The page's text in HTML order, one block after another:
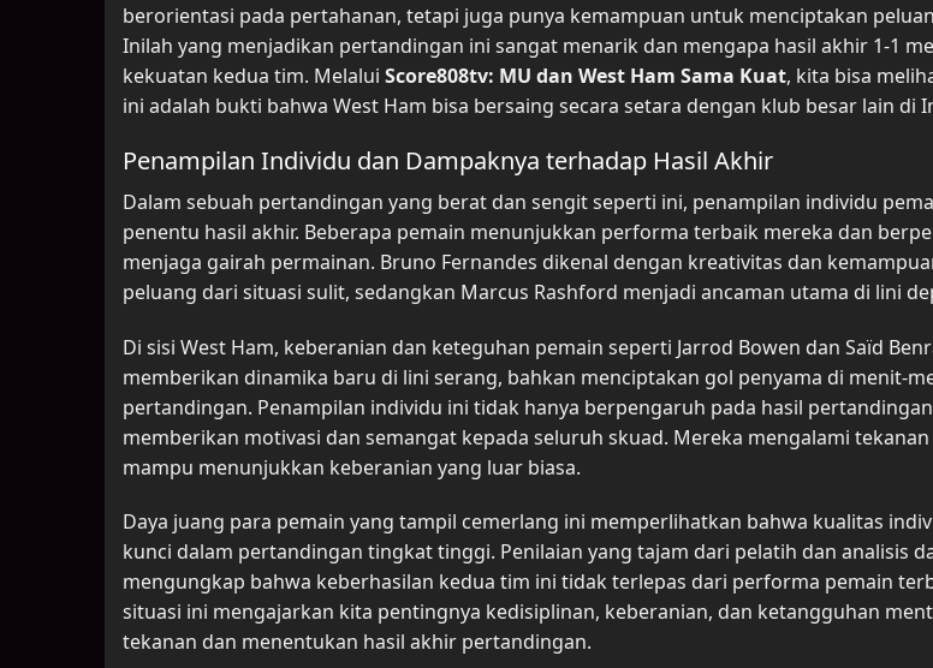
berorientasi pada pertahanan, tetapi juga punya kemampuan untuk menciptakan
Inilah yang menjadikan pertandingan ini sangat menarik dan mengapa hasil akhir 1-1
kekuatan kedua tim. Melalui Score808tv: MU dan West Ham Sama Kuat, kita bisa
ini adalah bukti bahwa West Ham bisa bersaing secara setara dengan klub besar lain di
Penampilan Individu dan Dampaknya terhadap Hasil Akhir
Dalam sebuah pertandingan yang berat dan sengit seperti ini, penampilan individu
penentu hasil akhir. Beberapa pemain menunjukkan performa terbaik mereka dan
menjaga gairah permainan. Bruno Fernandes dikenal dengan kreativitas dan
peluang dari situasi sulit, sedangkan Marcus Rashford menjadi ancaman utama di lini
Di sisi West Ham, keberanian dan keteguhan pemain seperti Jarrod Bowen dan Saïd
memberikan dinamika baru di lini serang, bahkan menciptakan gol penyama di menit-
pertandingan. Penampilan individu ini tidak hanya berpengaruh pada hasil
memberikan motivasi dan semangat kepada seluruh skuad. Mereka mengalami
mampu menunjukkan keberanian yang luar biasa.
Daya juang para pemain yang tampil cemerlang ini memperlihatkan bahwa kualitas
kunci dalam pertandingan tingkat tinggi. Penilaian yang tajam dari pelatih dan analisis
mengungkap bahwa keberhasilan kedua tim ini tidak terlepas dari performa pemain
situasi ini mengajarkan kita pentingnya kedisiplinan, keberanian, dan ketangguhan
tekanan dan menentukan hasil akhir pertandingan.